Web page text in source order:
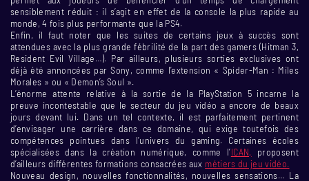
sensiblement réduit : il s’agit en effet de la console la plus rapide au
monde, 4 fois plus performante que la PS4.
Enfin, il faut noter que les suites de certains jeux à succès sont
attendues avec la plus grande fébrilité de la part des gamers (Hitman 3,
Resident Evil Village…). Par ailleurs, plusieurs sorties exclusives ont
déjà été annoncées par Sony, comme l’extension « Spider-Man : Miles
Morales » ou « Demon’s Soul ».
L’énorme attente relative à la sortie de la PlayStation 5 incarne la
preuve incontestable que le secteur du jeu vidéo a encore de beaux
jours devant lui. Dans un tel contexte, il est parfaitement pertinent
d’envisager une carrière dans ce domaine, qui exige toutefois des
compétences pointues dans l’univers du gaming. Certaines écoles
spécialisées dans la création numérique, comme l’ICAN, proposent
d’ailleurs différentes formations consacrées aux métiers du jeu vidéo.
Nouveau design, nouvelles fonctionnalités, nouvelles sensations… La